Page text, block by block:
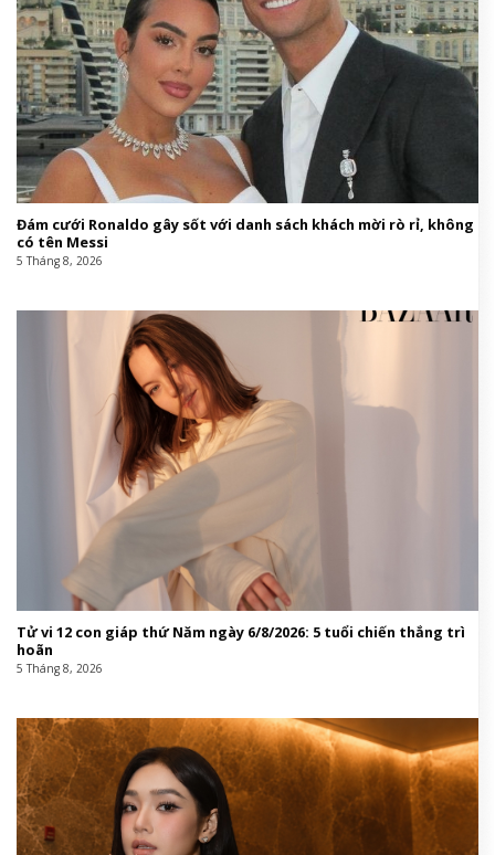
Đám cưới Ronaldo gây sốt với danh sách khách mời rò rỉ, không
có tên Messi
5 Tháng 8, 2026
Tử vi 12 con giáp thứ Năm ngày 6/8/2026: 5 tuổi chiến thắng trì
hoãn
5 Tháng 8, 2026